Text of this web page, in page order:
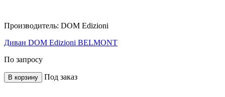
Производитель: DOM Edizioni
Диван DOM Edizioni BELMONT
По запросу
В корзину Под заказ